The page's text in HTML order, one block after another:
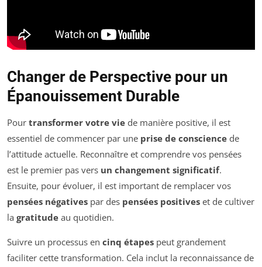
Changer de Perspective pour un
Épanouissement Durable
Pour transformer votre vie de manière positive, il est
essentiel de commencer par une prise de conscience de
l’attitude actuelle. Reconnaître et comprendre vos pensées
est le premier pas vers un changement significatif.
Ensuite, pour évoluer, il est important de remplacer vos
pensées négatives par des pensées positives et de cultiver
la gratitude au quotidien.
Suivre un processus en cinq étapes peut grandement
faciliter cette transformation. Cela inclut la reconnaissance de